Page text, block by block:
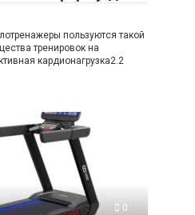
пользуются такой
тренировок на
кардионагрузка2.2
0